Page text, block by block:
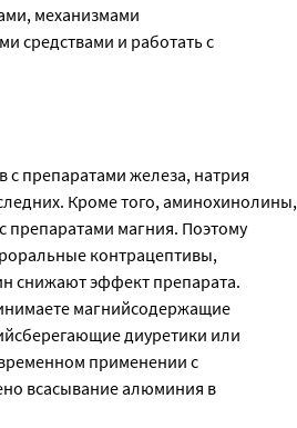
механизмами
средствами и работать с
препаратами железа, натрия
Кроме того, аминохинолины,
препаратами магния. Поэтому
контрацептивы,
снижают эффект препарата.
магнийсодержащие
диуретики или
применении с
всасывание алюминия в